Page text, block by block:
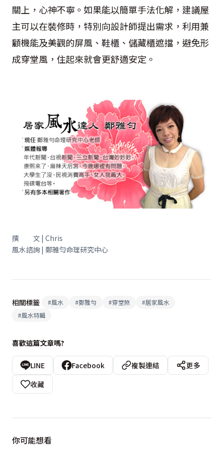
關上，心神不寧。如果能以簡單手法化解，建議屋
主可以在裝修時，特別向設計師提出需求，利用兼
顧機能及美觀的屏風、鞋櫃、儲藏櫃遮擋，避免形
成穿堂風，住起來就會更舒適安定。
撰 文 | Chris
風水諮詢 | 鄭雅勻命理研究中心
相關標籤 #風水 #鄭雅勻 #穿堂煞 #居家風水
#風水特輯
喜歡這篇文章嗎?
LINE Facebook 複製連結
更多
收藏
你可能想看